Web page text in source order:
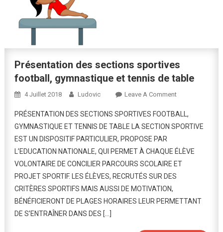
Présentation des sections sportives
football, gymnastique et tennis de table
4 Juillet 2018 Ludovic Leave A CommentOn
Des
Sections
Football,
Gymnastique
Et
De
PRÉSENTATION DES SECTIONS SPORTIVES FOOTBALL,
GYMNASTIQUE ET TENNIS DE TABLE LA SECTION SPORTIVE
EST UN DISPOSITIF PARTICULIER, PROPOSE PAR
L’EDUCATION NATIONALE, QUI PERMET À CHAQUE ÉLÈVE
VOLONTAIRE DE CONCILIER PARCOURS SCOLAIRE ET
PROJET SPORTIF. LES ÉLÈVES, RECRUTÉS SUR DES
CRITÈRES SPORTIFS MAIS AUSSI DE MOTIVATION,
BÉNÉFICIERONT DE PLAGES HORAIRES LEUR PERMETTANT
DE S’ENTRAÎNER DANS DES […]